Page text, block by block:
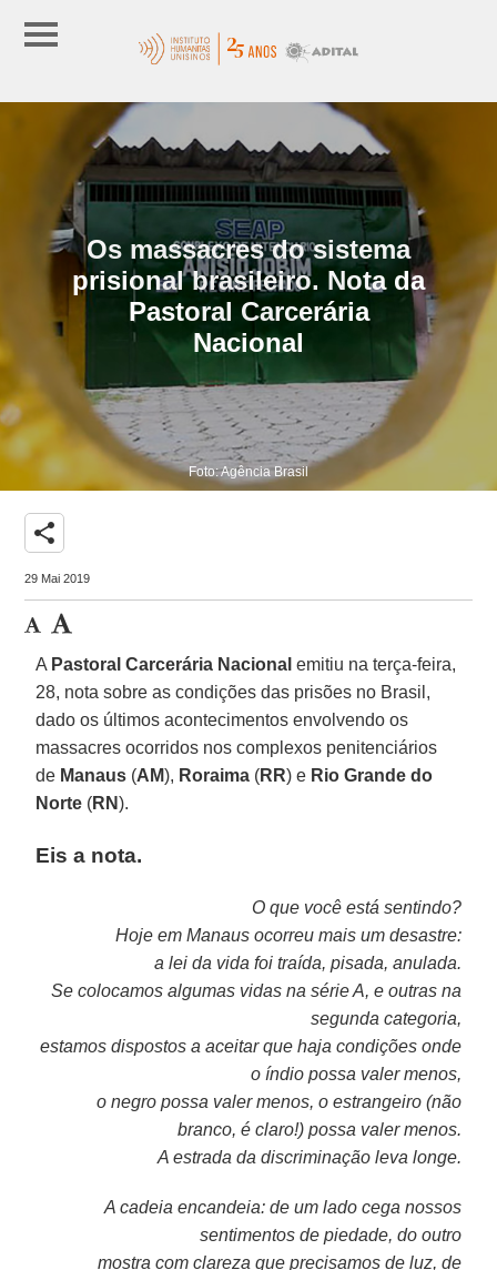
Os massacres do sistema
prisional brasileiro. Nota da
Pastoral Carcerária
Nacional
Foto: Agência Brasil
share
29 Mai 2019
A Pastoral Carcerária Nacional emitiu na terça-feira,
28, nota sobre as condições das prisões no Brasil,
dado os últimos acontecimentos envolvendo os
massacres ocorridos nos complexos penitenciários
de Manaus (AM), Roraima (RR) e Rio Grande do
Norte (RN).
Eis a nota.
O que você está sentindo?
Hoje em Manaus ocorreu mais um desastre:
a lei da vida foi traída, pisada, anulada.
Se colocamos algumas vidas na série A, e outras na
segunda categoria,
estamos dispostos a aceitar que haja condições onde
o índio possa valer menos,
o negro possa valer menos, o estrangeiro (não
branco, é claro!) possa valer menos.
A estrada da discriminação leva longe.
A cadeia encandeia: de um lado cega nossos
sentimentos de piedade, do outro
mostra com clareza que precisamos de luz, de